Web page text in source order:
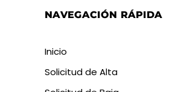
NAVEGACIÓN RÁPIDA
Inicio
Solicitud de Alta